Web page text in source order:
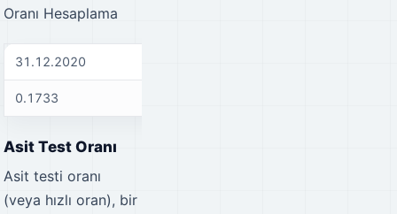
Oranı Hesaplama
31.12.2020
0.1733
Asit Test Oranı
Asit testi oranı
(veya hızlı oran), bir